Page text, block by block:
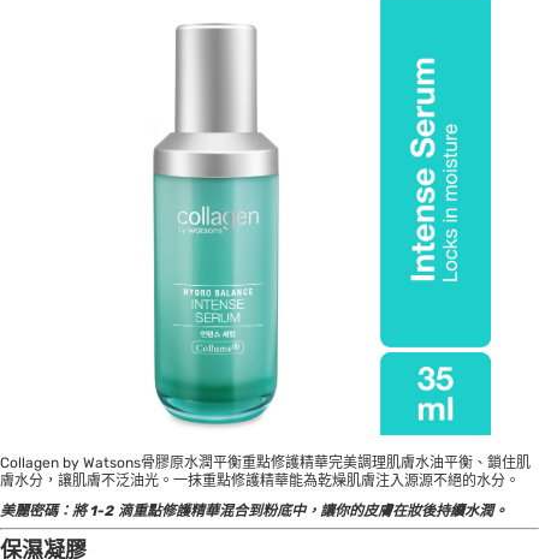
Collagen by Watsons骨膠原水潤平衡重點修護精華完美調理肌膚水油平衡、鎖住肌
膚水分，讓肌膚不泛油光。一抹重點修護精華能為乾燥肌膚注入源源不絕的水分。
美麗密碼：將 1-2 滴重點修護精華混合到粉底中，讓你的皮膚在妝後持續水潤。
保濕凝膠